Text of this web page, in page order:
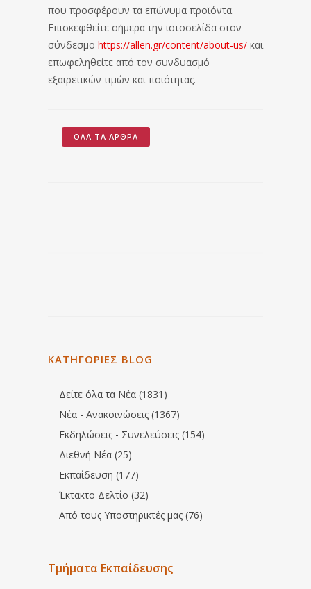
που προσφέρουν τα επώνυμα προϊόντα.
Επισκεφθείτε σήμερα την ιστοσελίδα στον
σύνδεσμο https://allen.gr/content/about-us/ και
επωφεληθείτε από τον συνδυασμό
εξαιρετικών τιμών και ποιότητας.
ΌΛΑ ΤΑ ΆΡΘΡΑ
ΚΑΤΗΓΟΡΙΕΣ BLOG
Δείτε όλα τα Νέα (1831)
Νέα - Ανακοινώσεις (1367)
Εκδηλώσεις - Συνελεύσεις (154)
Διεθνή Νέα (25)
Εκπαίδευση (177)
Έκτακτο Δελτίο (32)
Από τους Υποστηρικτές μας (76)
Τμήματα Εκπαίδευσης